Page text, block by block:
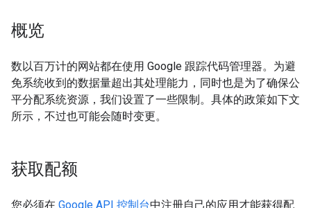
概览
数以百万计的网站都在使用 Google 跟踪代码管理器。为避
免系统收到的数据量超出其处理能力，同时也是为了确保公
平分配系统资源，我们设置了一些限制。具体的政策如下文
所示，不过也可能会随时变更。
获取配额
您必须在 Google API 控制台中注册自己的应用才能获得配